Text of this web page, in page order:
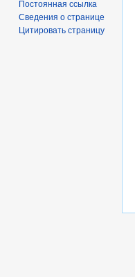
Постоянная ссылка
Сведения о странице
Цитировать страницу